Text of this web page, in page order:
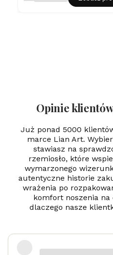
ka
24
k
zł
en
ie
Opinie
Już ponad 5000
marce Lian Art.
stawiasz na
rzemiosło, które
wymarzonego
autentyczne historie
wrażenia po
komfort noszenia na
dlaczego nasze